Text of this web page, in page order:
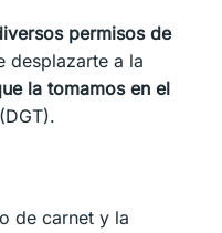
permisos de
desplazarte a la
la tomamos en el
de carnet y la